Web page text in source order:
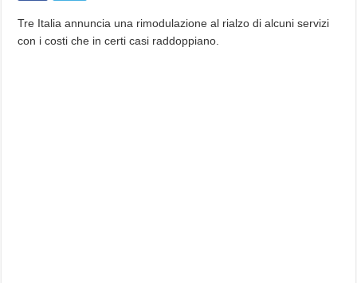
Tre Italia annuncia una rimodulazione al rialzo di alcuni servizi
con i costi che in certi casi raddoppiano.